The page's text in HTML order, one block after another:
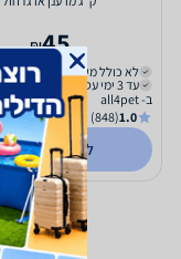
45
₪
לא כולל משלוח
עד 3 ימי עסקים
ב- all4pet
1.0
(848)
לפרטים נוספים